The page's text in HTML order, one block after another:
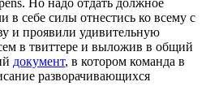
Но надо отдать должное
в себе силы отнестись ко всему с
и проявили удивительную
в твиттере и выложив в общий
документ, в котором команда в
разворачивающихся